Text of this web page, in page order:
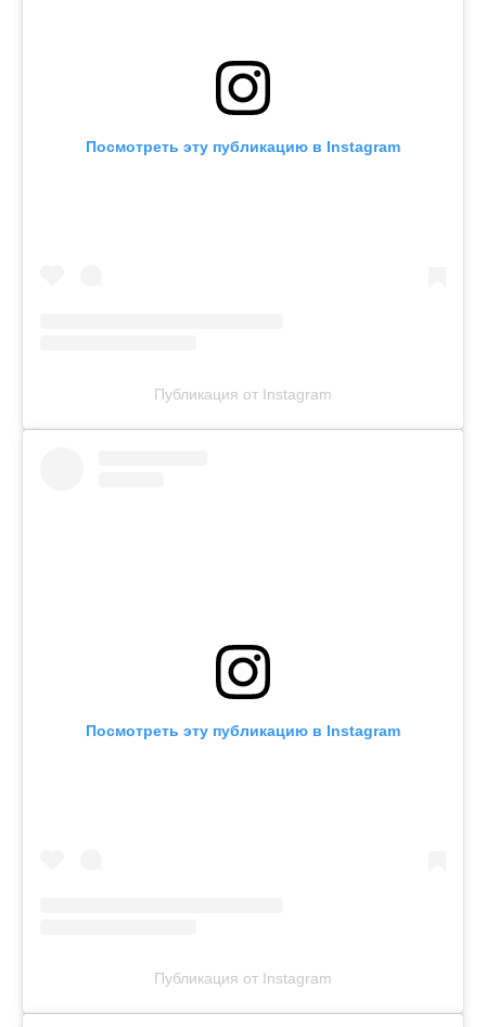
Посмотреть эту публикацию в Instagram
Публикация от Instagram
Посмотреть эту публикацию в Instagram
Публикация от Instagram